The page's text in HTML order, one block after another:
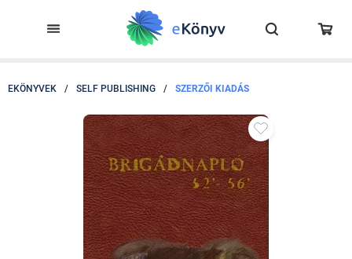
EKÖNYVEK / SELF PUBLISHING / SZERZŐI KIADÁS